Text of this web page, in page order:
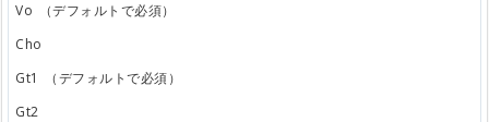
Vo
（デフォルトで必須）
Cho
Gt1
（デフォルトで必須）
Gt2